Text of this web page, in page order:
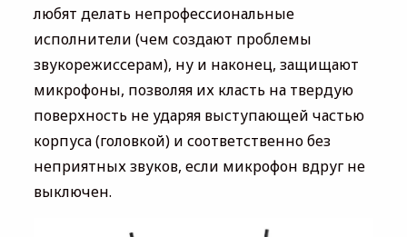
любят делать непрофессиональные
исполнители (чем создают проблемы
звукорежиссерам), ну и наконец, защищают
микрофоны, позволяя их класть на твердую
поверхность не ударяя выступающей частью
корпуса (головкой) и соответственно без
неприятных звуков, если микрофон вдруг не
выключен.